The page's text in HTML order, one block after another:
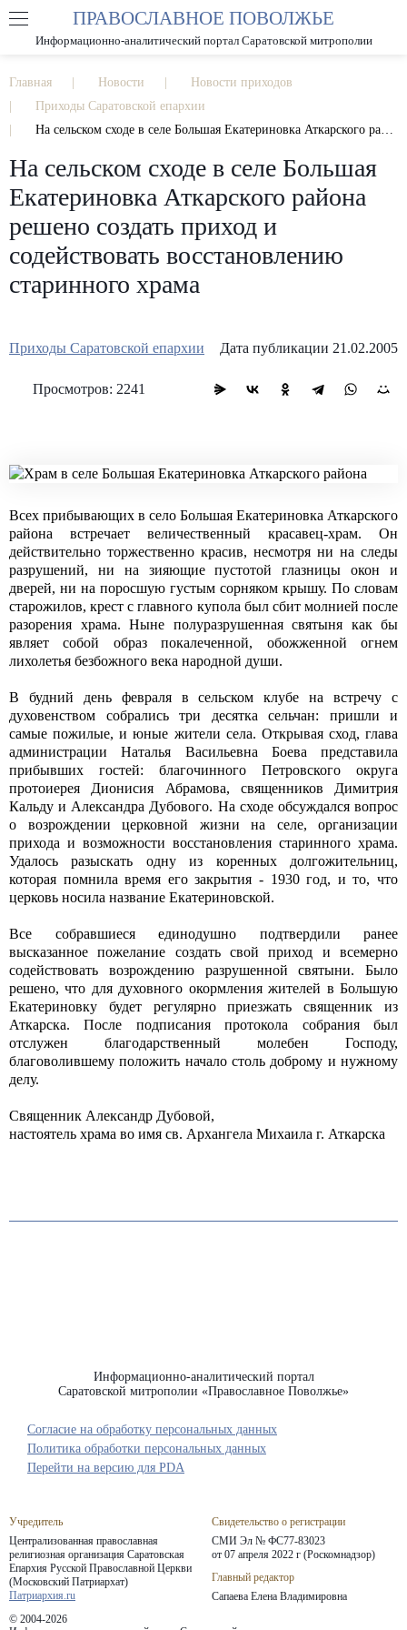
РАЗМЕР ШРИФТА А А
ПРАВОСЛАВНОЕ ПОВОЛЖЬЕ
Информационно-аналитический портал Саратовской митрополии
Главная Новости
Новости приходов
Приходы Саратовской епархии
На сельском сходе в селе Большая Екатериновка Аткарского района решено создать приход и содействовать восстановлению старинного храма
На сельском сходе в селе Большая
Екатериновка Аткарского района
решено создать приход и
содействовать восстановлению
старинного храма
Приходы Саратовской епархии Дата публикации 21.02.2005
Просмотров: 2241
Всех прибывающих в село Большая Екатериновка Аткарского
района встречает величественный красавец-храм. Он
действительно торжественно красив, несмотря ни на следы
разрушений, ни на зияющие пустотой глазницы окон и
дверей, ни на поросшую густым сорняком крышу. По словам
старожилов, крест с главного купола был сбит молнией после
разорения храма. Ныне полуразрушенная святыня как бы
являет собой образ покалеченной, обожженной огнем
лихолетья безбожного века народной души.
В будний день февраля в сельском клубе на встречу с
духовенством собрались три десятка сельчан: пришли и
самые пожилые, и юные жители села. Открывая сход, глава
администрации Наталья Васильевна Боева представила
прибывших гостей: благочинного Петровского округа
протоиерея Дионисия Абрамова, священников Димитрия
Кальду и Александра Дубового. На сходе обсуждался вопрос
о возрождении церковной жизни на селе, организации
прихода и возможности восстановления старинного храма.
Удалось разыскать одну из коренных долгожительниц,
которая помнила время его закрытия - 1930 год, и то, что
церковь носила название Екатериновской.
Все собравшиеся единодушно подтвердили ранее
высказанное пожелание создать свой приход и всемерно
содействовать возрождению разрушенной святыни. Было
решено, что для духовного окормления жителей в Большую
Екатериновку будет регулярно приезжать священник из
Аткарска. После подписания протокола собрания был
отслужен благодарственный молебен Господу,
благоволившему положить начало столь доброму и нужному
делу.
Священник Александр Дубовой,
настоятель храма во имя св. Архангела Михаила г. Аткарска
Информационно-аналитический портал
Саратовской митрополии «Православное Поволжье»
Учредитель
Централизованная православная
религиозная организация Саратовская
Епархия Русской Православной Церкви
(Московский Патриархат)
Патриархия.ru
Свидетельство о регистрации
СМИ Эл № ФС77-83023
от 07 апреля 2022 г (Роскомнадзор)
Главный редактор
Сапаева Елена Владимировна
© 2004-2026
Согласие на обработку персональных данных
Политика обработки персональных данных
Перейти на версию для PDA